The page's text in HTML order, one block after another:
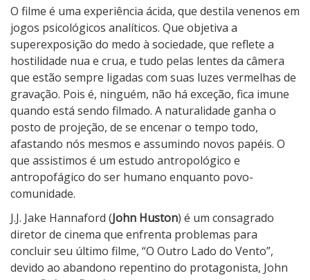
O filme é uma experiência ácida, que destila venenos em
jogos psicológicos analíticos. Que objetiva a
superexposição do medo à sociedade, que reflete a
hostilidade nua e crua, e tudo pelas lentes da câmera
que estão sempre ligadas com suas luzes vermelhas de
gravação. Pois é, ninguém, não há exceção, fica imune
quando está sendo filmado. A naturalidade ganha o
posto de projeção, de se encenar o tempo todo,
afastando nós mesmos e assumindo novos papéis. O
que assistimos é um estudo antropológico e
antropofágico do ser humano enquanto povo-
comunidade.
J.J. Jake Hannaford (John Huston) é um consagrado
diretor de cinema que enfrenta problemas para
concluir seu último filme, “O Outro Lado do Vento”,
devido ao abandono repentino do protagonista, John